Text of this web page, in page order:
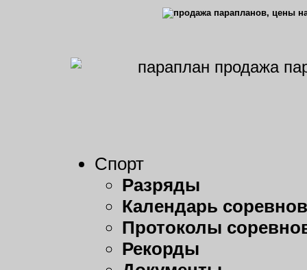
Спорт
Разряды
Календарь
Протоколы
Рекорды